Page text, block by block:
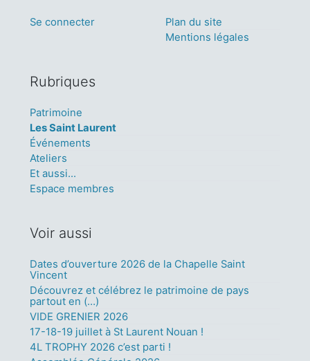
Se connecter
Plan du site
Mentions légales
Rubriques
Patrimoine
Les Saint Laurent
Événements
Ateliers
Et aussi...
Espace membres
Voir aussi
Dates d’ouverture 2026 de la Chapelle Saint
Vincent
Découvrez et célébrez le patrimoine de pays
partout en (…)
VIDE GRENIER 2026
17-18-19 juillet à St Laurent Nouan !
4L TROPHY 2026 c’est parti !